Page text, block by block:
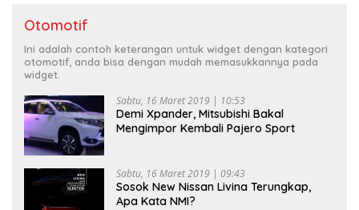
Otomotif
Ini adalah contoh keterangan untuk widget dengan kategori
otomotif, anda bisa dengan mudah memasukkannya pada
widget.
Sabtu, 16 Maret 2019 | 10:53
Demi Xpander, Mitsubishi Bakal
Mengimpor Kembali Pajero Sport
Sabtu, 16 Maret 2019 | 09:43
Sosok New Nissan Livina Terungkap,
Apa Kata NMI?